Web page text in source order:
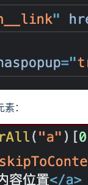
：